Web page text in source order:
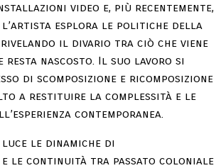
video e, più recentemente,
esplora le politiche della
rivelando il divario tra ciò che viene
resta nascosto. Il suo lavoro si
di scomposizione e ricomposizione
a restituire la complessità e le
contemporanea.
le dinamiche di
e le continuità tra passato coloniale